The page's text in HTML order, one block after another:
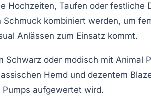
Hochzeiten, Taufen oder festliche
kombiniert werden, um
Anlässen zum Einsatz kommt.
oder modisch mit Animal
Hemd und dezentem
aufgewertet wird.